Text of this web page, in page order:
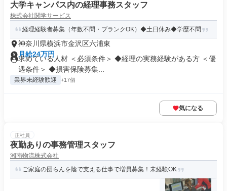
大学キャンパス内の経理事務スタッフ
株式会社関学サービス
経理経験者募集（年数不問・ブランクOK）◆土日休み◆学歴不問
神奈川県横浜市金沢区六浦東
月給24万円
求めている人材 ＜必須条件＞ ◆経理の実務経験がある方 ＜優
遇条件＞ ◆損害保険募集...
業界未経験歓迎 +17個
気になる
正社員
夜勤ありの事務管理スタッフ
湘南物流株式会社
ご家庭の団らんを陰で支える仕事で増員募集！未経験OK